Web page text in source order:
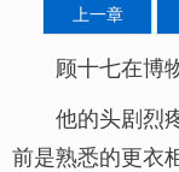
上一章
顾十七在博
他的头剧烈
前是熟悉的更衣